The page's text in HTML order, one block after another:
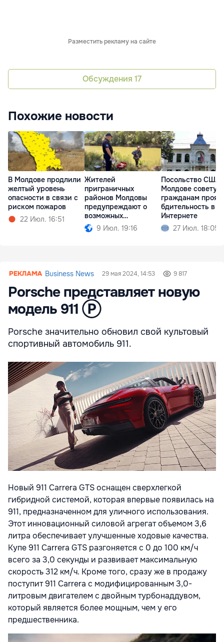
Разместить рекламу на сайте
Обсуждения 17
Похожие новости
В Молдове продлили
желтый уровень
опасности в связи с
риском пожаров
22 Июл. 16:51
Жителей
приграничных
районов Молдовы
предупреждают о
возможных
ситуациях риска
9 Июл. 19:16
Посольство США
Молдове советует
гражданам
бдительность в
Интернете
27 Июл. 18:05
Business News 29 мая 2024, 14:53 9 817
Porsche представляет новую
модель 911 Ⓟ
Porsche значительно обновил свой культовый
спортивный автомобиль 911.
Новый 911 Carrera GTS оснащен сверхлегкой
гибридной системой, которая впервые появилась на
911, предназначенном для уличного использования.
Этот инновационный силовой агрегат объемом 3,6
литра обеспечивает улучшенные ходовые качества.
Купе 911 Carrera GTS разгоняется с 0 до 100 км/ч
всего за 3,0 секунды и развивает максимальную
скорость 312 км/ч. Кроме того, сразу же в продажу
поступит 911 Carrera с модифицированным 3,0-
литровым двигателем с двойным турбонаддувом,
который является более мощным, чем у его
предшественника.